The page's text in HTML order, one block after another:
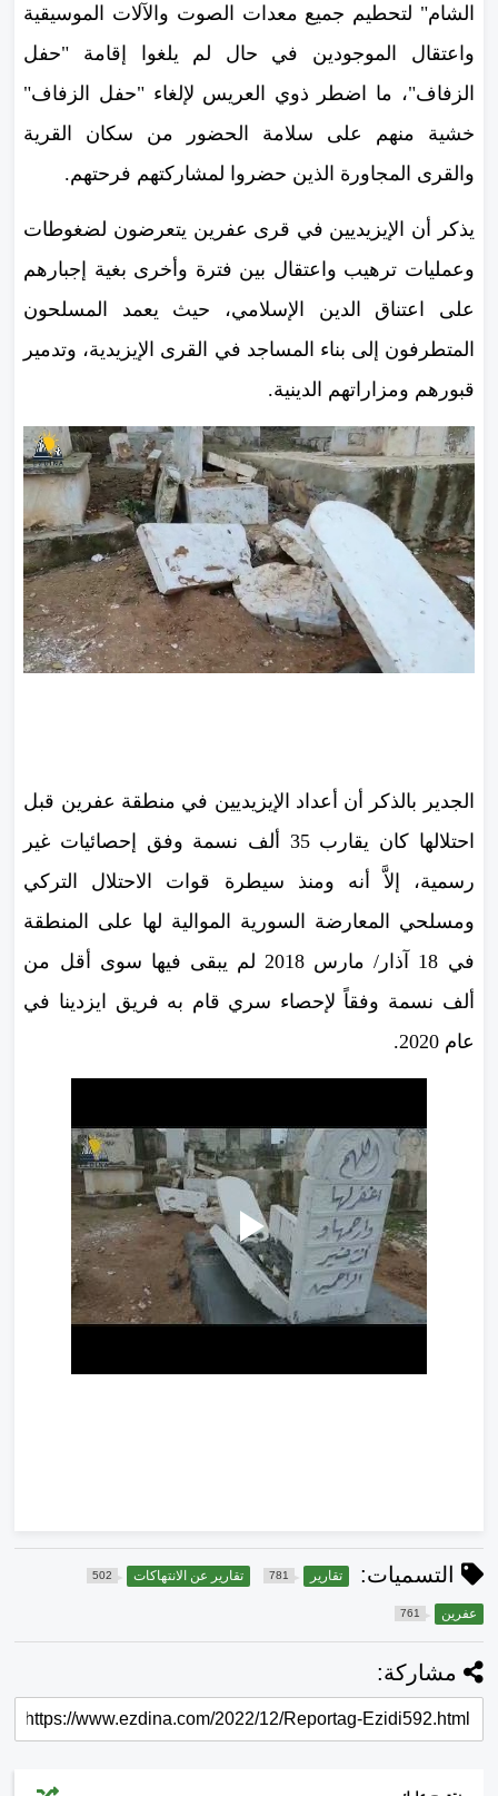
الشام" لتحطيم جميع معدات الصوت والآلات الموسيقية
واعتقال الموجودين في حال لم يلغوا إقامة "حفل
الزفاف"، ما اضطر ذوي العريس لإلغاء "حفل الزفاف"
خشية منهم على سلامة الحضور من سكان القرية
والقرى المجاورة الذين حضروا لمشاركتهم فرحتهم.
يذكر أن الإيزيديين في قرى عفرين يتعرضون لضغوطات
وعمليات ترهيب واعتقال بين فترة وأخرى بغية إجبارهم
على اعتناق الدين الإسلامي، حيث يعمد المسلحون
المتطرفون إلى بناء المساجد في القرى الإيزيدية، وتدمير
قبورهم ومزاراتهم الدينية.
الجدير بالذكر أن أعداد الإيزيديين في منطقة عفرين قبل
احتلالها كان يقارب 35 ألف نسمة وفق إحصائيات غير
رسمية، إلاَّ أنه ومنذ سيطرة قوات الاحتلال التركي
ومسلحي المعارضة السورية الموالية لها على المنطقة
في 18 آذار/ مارس 2018 لم يبقى فيها سوى أقل من
ألف نسمة وفقاً لإحصاء سري قام به فريق ايزدينا في
عام 2020.
التسميات: تقارير 781 تقارير عن الانتهاكات 502
عفرين 761
مشاركة: